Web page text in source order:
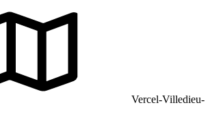
Vercel-Villedieu-